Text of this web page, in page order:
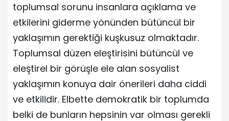
toplumsal sorunu insanlara açıklama ve
etkilerini giderme yönünden bütüncül bir
yaklaşımın gerektiği kuşkusuz olmaktadır.
Toplumsal düzen eleştirisini bütüncül ve
eleştirel bir görüşle ele alan sosyalist
yaklaşımın konuya dair önerileri daha ciddi
ve etkilidir. Elbette demokratik bir toplumda
belki de bunların hepsinin var olması gerekli